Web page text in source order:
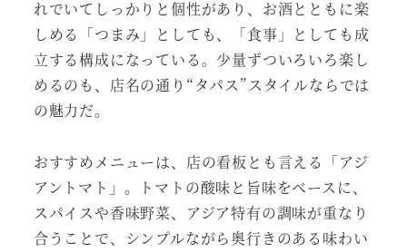
れでいてしっかりと個性があり、お酒とともに楽
しめる「つまみ」としても、「食事」としても成
立する構成になっている。少量ずついろいろ楽し
めるのも、店名の通り“タパス”スタイルならでは
の魅力だ。
おすすめメニューは、店の看板とも言える「アジ
アントマト」。トマトの酸味と旨味をベースに、
スパイスや香味野菜、アジア特有の調味が重なり
合うことで、シンプルながら奥行きのある味わい